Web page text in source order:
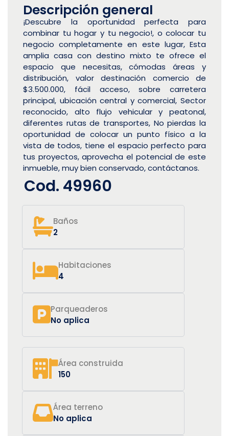
Descripción general
¡Descubre la oportunidad perfecta para
combinar tu hogar y tu negocio!, o colocar tu
negocio completamente en este lugar, Esta
amplia casa con destino mixto te ofrece el
espacio que necesitas, cómodas áreas y
distribución, valor destinación comercio de
$3.500.000, fácil acceso, sobre carretera
principal, ubicación central y comercial, Sector
reconocido, alto flujo vehicular y peatonal,
diferentes rutas de transportes, No pierdas la
oportunidad de colocar un punto físico a la
vista de todos, tiene el espacio perfecto para
tus proyectos, aprovecha el potencial de este
inmueble, muy bien conservado, contáctanos.
Cod. 49960
Baños
2
Habitaciones
4
Parqueaderos
No aplica
Área construida
150
Área terreno
No aplica